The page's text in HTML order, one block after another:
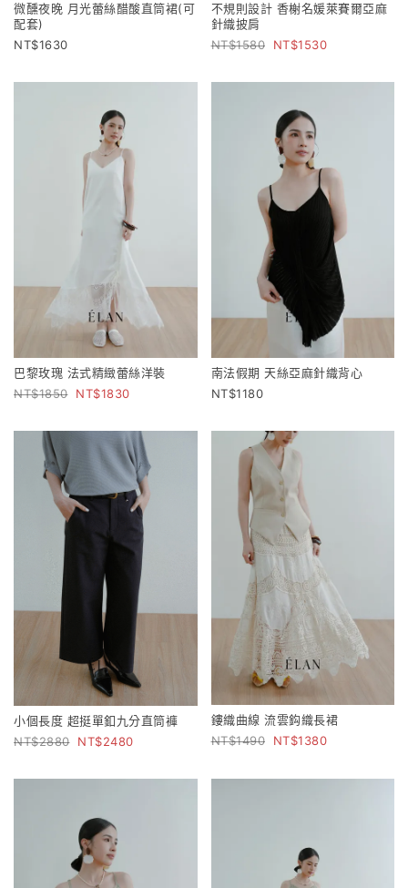
微醺夜晚 月光蕾絲醋酸直筒裙(可
配套)
1630
不規則設計 香榭名媛萊賽爾亞麻
針織披肩
1580
1530
巴黎玫瑰 法式精緻蕾絲洋裝
1850
1830
南法假期 天絲亞麻針織背心
1180
小個長度 超挺單釦九分直筒褲
2880
2480
鏤織曲線 流雲鈎織長裙
1490
1380